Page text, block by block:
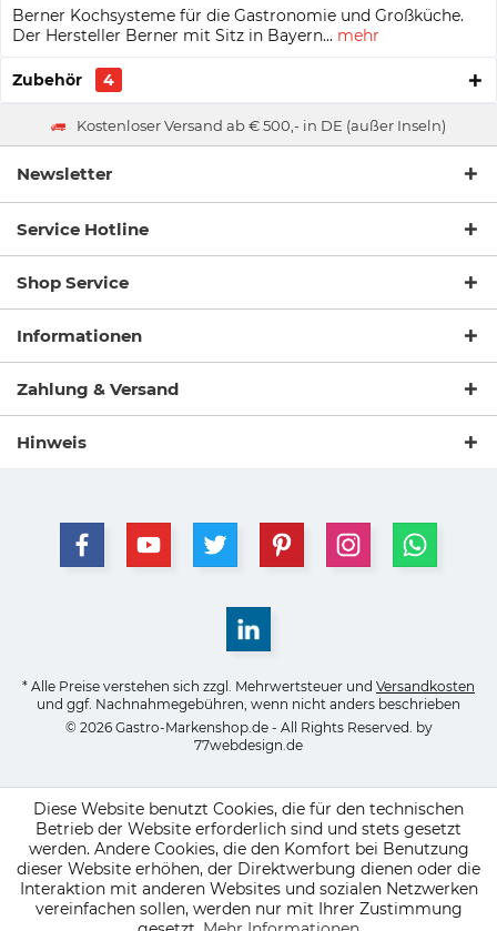
Berner Kochsysteme für die Gastronomie und Großküche.
Der Hersteller Berner mit Sitz in Bayern... mehr
Zubehör 4
Kostenloser Versand ab € 500,- in DE (außer Inseln)
Newsletter
Service Hotline
Shop Service
Informationen
Zahlung & Versand
Hinweis
* Alle Preise verstehen sich zzgl. Mehrwertsteuer und Versandkosten
und ggf. Nachnahmegebühren, wenn nicht anders beschrieben
© 2026 Gastro-Markenshop.de - All Rights Reserved. by
77webdesign.de
Diese Website benutzt Cookies, die für den technischen
Betrieb der Website erforderlich sind und stets gesetzt
werden. Andere Cookies, die den Komfort bei Benutzung
dieser Website erhöhen, der Direktwerbung dienen oder die
Interaktion mit anderen Websites und sozialen Netzwerken
vereinfachen sollen, werden nur mit Ihrer Zustimmung